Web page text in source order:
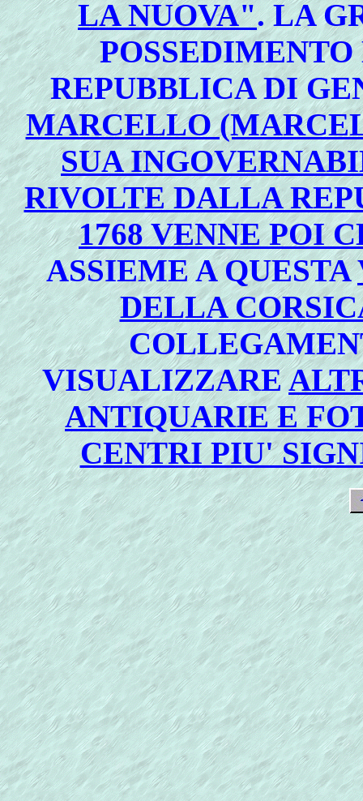
LA NUOVA". LA
REPUBBLICA DI
MARCELLO
SUA
RIVOLTE DALLA
1768 VENNE POI
ASSIEME A QUESTA
DELLA
VISUALIZZARE
ANTIQUARIE E
CENTRI PIU'